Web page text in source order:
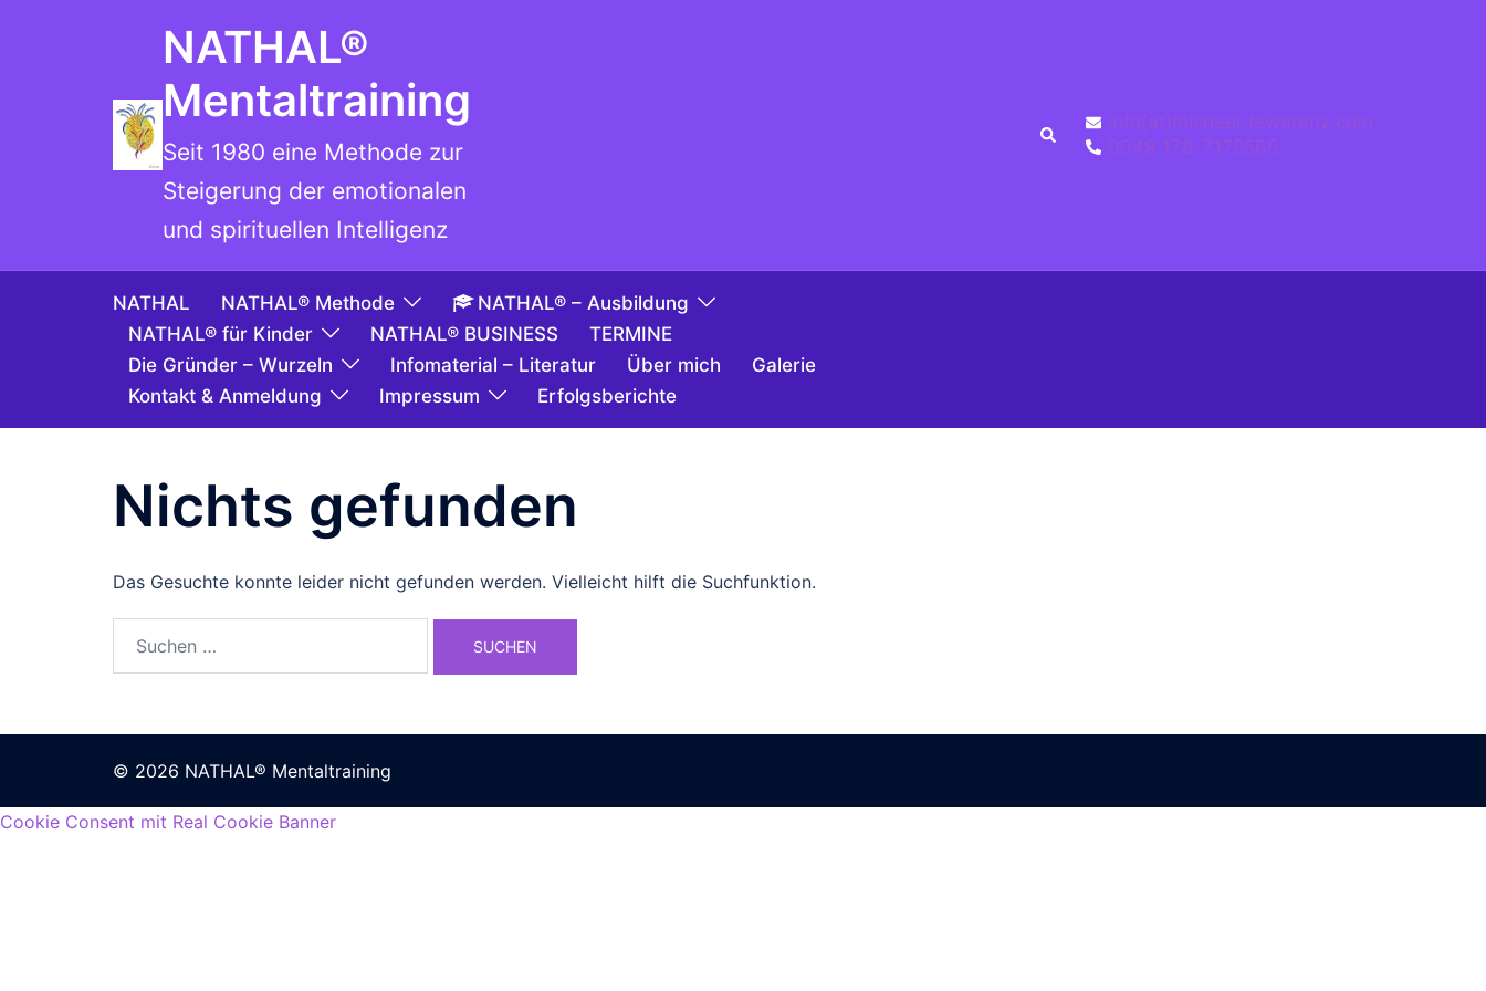
NATHAL®
Mentaltraining
Seit 1980 eine Methode zur
Steigerung der emotionalen
und spirituellen Intelligenz
info(at)michael-lewerenz.com
0049 178-7175565
NATHAL NATHAL® Methode
NATHAL® – Ausbildung
NATHAL® für Kinder
NATHAL® BUSINESS
TERMINE
Die Gründer – Wurzeln
Infomaterial – Literatur Über mich
Galerie
Kontakt & Anmeldung
Impressum Erfolgsberichte
Nichts gefunden
Das Gesuchte konnte leider nicht gefunden werden. Vielleicht hilft die Suchfunktion.
© 2026 NATHAL® Mentaltraining
Cookie Consent mit Real Cookie Banner